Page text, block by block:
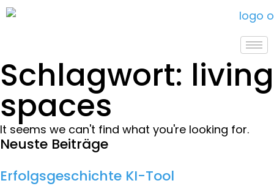
Schlagwort: living
spaces
It seems we can't find what you're looking for.
Neuste Beiträge
Erfolgsgeschichte KI-Tool